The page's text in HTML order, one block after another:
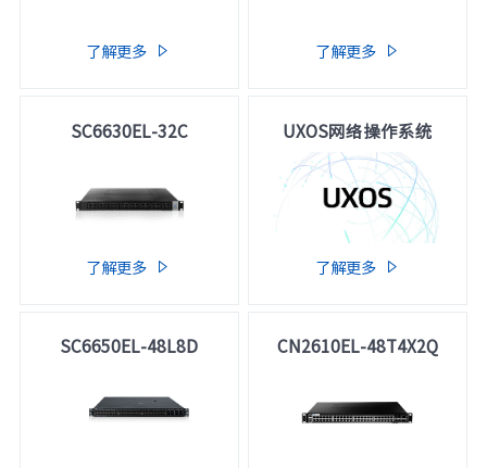
了解更多  了解更多 
SC6630EL-32C
了解更多 
UXOS网络操作系统
了解更多 
SC6650EL-48L8D CN2610EL-48T4X2Q